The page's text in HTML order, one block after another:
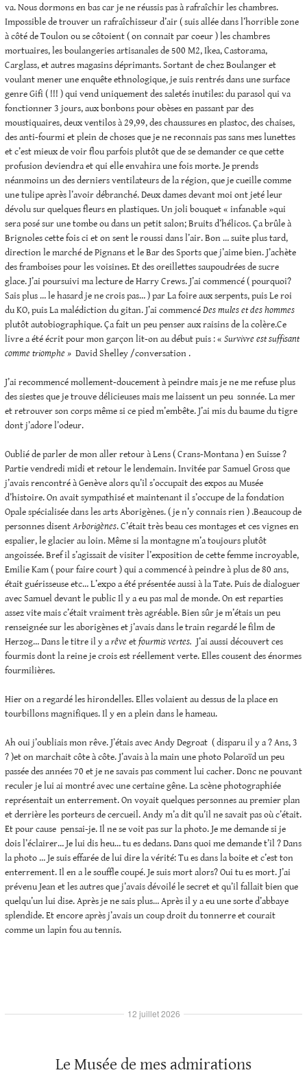
va. Nous dormons en bas car je ne réussis pas à rafraîchir les chambres.
Impossible de trouver un rafraîchisseur d’air ( suis allée dans l’horrible zone
à côté de Toulon ou se côtoient ( on connait par coeur ) les chambres
mortuaires, les boulangeries artisanales de 500 M2, Ikea, Castorama,
Carglass, et autres magasins déprimants. Sortant de chez Boulanger et
voulant mener une enquête ethnologique, je suis rentrés dans une surface
genre Gifi ( !!! ) qui vend uniquement des saletés inutiles: du parasol qui va
fonctionner 3 jours, aux bonbons pour obèses en passant par des
moustiquaires, deux ventilos à 29,99, des chaussures en plastoc, des chaises,
des anti-fourmi et plein de choses que je ne reconnais pas sans mes lunettes
et c’est mieux de voir flou parfois plutôt que de se demander ce que cette
profusion deviendra et qui elle envahira une fois morte. Je prends
néanmoins un des derniers ventilateurs de la région, que je cueille comme
une tulipe après l’avoir débranché. Deux dames devant moi ont jeté leur
dévolu sur quelques fleurs en plastiques. Un joli bouquet « infanable »qui
sera posé sur une tombe ou dans un petit salon; Bruits d’hélicos. Ça brûle à
Brignoles cette fois ci et on sent le roussi dans l’air. Bon … suite plus tard,
direction le marché de Pignans et le Bar des Sports que j’aime bien. J’achète
des framboises pour les voisines. Et des oreillettes saupoudrées de sucre
glace. J’ai poursuivi ma lecture de Harry Crews. J’ai commencé ( pourquoi?
Sais plus … le hasard je ne crois pas… ) par La foire aux serpents, puis Le roi
du KO, puis La malédiction du gitan. J’ai commencéDes mules et des hommes
plutôt autobiographique. Ça fait un peu penser aux raisins de la colère.Ce
livre a été écrit pour mon garçon lit-on au début puis : « Survivre est suffisant
comme triomphe » David Shelley /conversation .
J’ai recommencé mollement-doucement à peindre mais je ne me refuse plus
des siestes que je trouve délicieuses mais me laissent un peu sonnée. La mer
et retrouver son corps même si ce pied m’embête. J’ai mis du baume du tigre
dont j’adore l’odeur.
Oublié de parler de mon aller retour à Lens ( Crans-Montana ) en Suisse ?
Partie vendredi midi et retour le lendemain. Invitée par Samuel Gross que
j’avais rencontré à Genève alors qu’il s’occupait des expos au Musée
d’histoire. On avait sympathisé et maintenant il s’occupe de la fondation
Opale spécialisée dans les arts Aborigènes. ( je n’y connais rien ) .Beaucoup de
personnes disentArborigènes. C’était très beau ces montages et ces vignes en
espalier, le glacier au loin. Même si la montagne m’a toujours plutôt
angoissée. Bref il s’agissait de visiter l’exposition de cette femme incroyable,
Emilie Kam ( pour faire court ) qui a commencé à peindre à plus de 80 ans,
était guérisseuse etc… L’expo a été présentée aussi à la Tate. Puis de dialoguer
avec Samuel devant le public Il y a eu pas mal de monde. On est reparties
assez vite mais c’était vraiment très agréable. Bien sûr je m’étais un peu
renseignée sur les aborigènes et j’avais dans le train regardé le film de
Herzog… Dans le titre il y arêve etfourmis vertes. J’ai aussi découvert ces
fourmis dont la reine je crois est réellement verte. Elles cousent des énormes
fourmilières.
Hier on a regardé les hirondelles. Elles volaient au dessus de la place en
tourbillons magnifiques. Il y en a plein dans le hameau.
Ah oui j’oubliais mon rêve. J’étais avec Andy Degroat ( disparu il y a ? Ans, 3
? )et on marchait côte à côte. J’avais à la main une photo Polaroïd un peu
passée des années 70 et je ne savais pas comment lui cacher. Donc ne pouvant
reculer je lui ai montré avec une certaine gêne. La scène photographiée
représentait un enterrement. On voyait quelques personnes au premier plan
et derrière les porteurs de cercueil. Andy m’a dit qu’il ne savait pas où c’était.
Et pour cause pensai-je. Il ne se voit pas sur la photo. Je me demande si je
dois l’éclairer… Je lui dis heu… tu es dedans. Dans quoi me demande t’il ? Dans
la photo … Je suis effarée de lui dire la vérité: Tu es dans la boite et c’est ton
enterrement. Il en a le souffle coupé. Je suis mort alors? Oui tu es mort. J’ai
prévenu Jean et les autres que j’avais dévoilé le secret et qu’il fallait bien que
quelqu’un lui dise. Après je ne sais plus… Après il y a eu une sorte d’abbaye
splendide. Et encore après j’avais un coup droit du tonnerre et courait
comme un lapin fou au tennis.
Le Musée de mes admirations
12 juillet 2026